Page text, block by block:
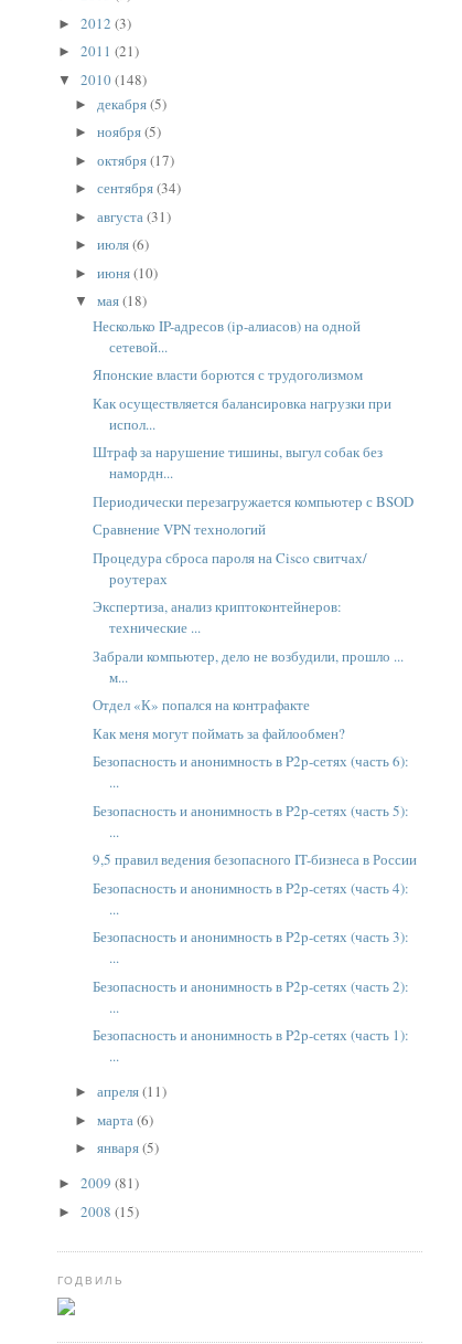
► 2012 (3)
► 2011 (21)
▼ 2010(148)
► декабря(5)
►ноября(5)
►октября(17)
►сентября(34)
►августа(31)
►июля(6)
►июня(10)
▼мая(18)
Несколько IP-адресов (ip-алиасов) на одной
сетевой...
Японские власти борются с трудоголизмом
Как осуществляется балансировка нагрузки при
испол...
Штраф за нарушение тишины, выгул собак без
намордн...
Периодически перезагружается компьютер с BSOD
Сравнение VPN технологий
Процедура сброса пароля на Cisco свитчах/
роутерах
Экспертиза, анализ криптоконтейнеров:
технические ...
Забрали компьютер, дело не возбудили, прошло ...
м...
Отдел «К» попался на контрафакте
Как меня могут поймать за файлообмен?
Безопасность и анонимность в P2p-сетях (часть 6):
...
Безопасность и анонимность в P2p-сетях (часть 5):
...
9,5 правил ведения безопасного IT-бизнеса в России
Безопасность и анонимность в P2p-сетях (часть 4):
...
Безопасность и анонимность в P2p-сетях (часть 3):
...
Безопасность и анонимность в P2p-сетях (часть 2):
...
Безопасность и анонимность в P2p-сетях (часть 1):
...
►апреля(11)
►марта(6)
►января(5)
► 2009 (81)
► 2008 (15)
ГОДВИЛЬ